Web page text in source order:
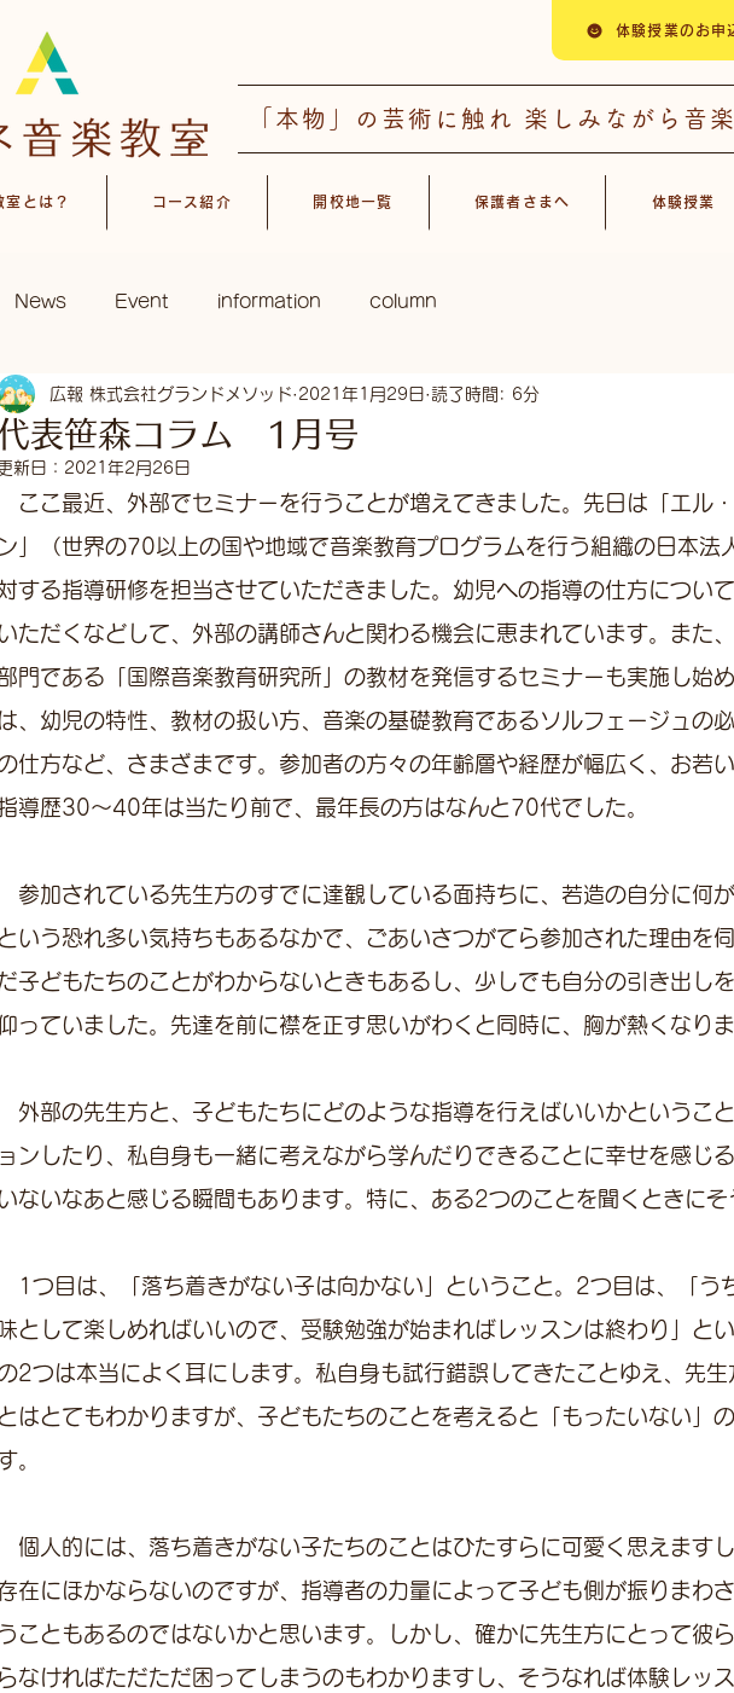
体験授業のお申
「本物」の芸術に触れ 楽しみながら音
室とは？ コース紹介 開校地一覧 保護者さまへ 体験授業
News Event information column
表笹森コラム 1月号
広報 株式会社グランドメソッド 2021年1月29日 読了時間: 6分
新日： 2021年2月26日
ここ最近、外部でセミナーを行うことが増えてきました。先日は「エル
ン」（世界の70以上の国や地域で音楽教育プログラムを行う組織の日本法
する指導研修を担当させていただきました。幼児への指導の仕方につい
ただくなどして、外部の講師さんと関わる機会に恵まれています。また
門である「国際音楽教育研究所」の教材を発信するセミナーも実施し始
は、幼児の特性、教材の扱い方、音楽の基礎教育であるソルフェージュの
仕方など、さまざまです。参加者の方々の年齢層や経歴が幅広く、お若い
導歴30〜40年は当たり前で、最年長の方はなんと70代でした。
参加されている先生方のすでに達観している面持ちに、若造の自分に何
いう恐れ多い気持ちもあるなかで、ごあいさつがてら参加された理由を
子どもたちのことがわからないときもあるし、少しでも自分の引き出し
っていました。先達を前に襟を正す思いがわくと同時に、胸が熱くなりま
外部の先生方と、子どもたちにどのような指導を行えばいいかというこ
ョンしたり、私自身も一緒に考えながら学んだりできることに幸せを感じ
ないなあと感じる瞬間もあります。特に、ある2つのことを聞くときにそ
1つ目は、「落ち着きがない子は向かない」ということ。2つ目は、「う
として楽しめればいいので、受験勉強が始まればレッスンは終わり」と
2つは本当によく耳にします。私自身も試行錯誤してきたことゆえ、先生
はとてもわかりますが、子どもたちのことを考えると「もったいない」
。
個人的には、落ち着きがない子たちのことはひたすらに可愛く思えます
在にほかならないのですが、指導者の力量によって子ども側が振りまわ
うこともあるのではないかと思います。しかし、確かに先生方にとって彼
らなければただただ困ってしまうのもわかりますし、そうなれば体験レッ